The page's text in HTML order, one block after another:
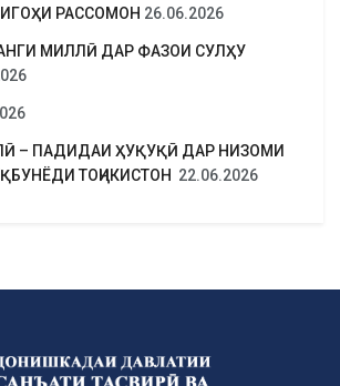
РАССОМОН 26.06.2026
МИЛЛӢ ДАР ФАЗОИ СУЛҲУ
– ПАДИДАИ ҲУҚУҚӢ ДАР НИЗОМИ
ТОҶИКИСТОН 22.06.2026